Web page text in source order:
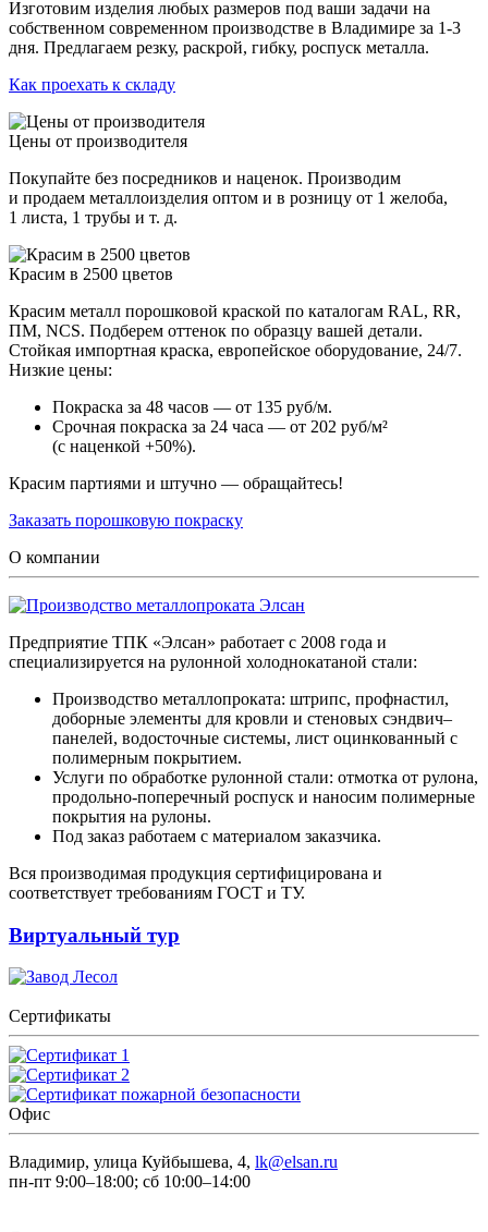
Изготовим изделия любых размеров под ваши задачи на
собственном современном производстве в Владимире за 1-3
дня. Предлагаем резку, раскрой, гибку, роспуск металла.
Как проехать к складу
Цены от производителя
Покупайте без посредников и наценок. Производим
и продаем металлоизделия оптом и в розницу от 1 желоба,
1 листа, 1 трубы и т. д.
Красим в 2500 цветов
Красим металл порошковой краской по каталогам RAL, RR,
ПМ, NCS. Подберем оттенок по образцу вашей детали.
Стойкая импортная краска, европейское оборудование, 24/7.
Низкие цены:
Покраска за 48 часов — от 135 руб/м.
Срочная покраска за 24 часа — от 202 руб/м²
(с наценкой +50%).
Красим партиями и штучно — обращайтесь!
Заказать порошковую покраску
О компании
Предприятие ТПК «Элсан» работает с 2008 года и
специализируется на рулонной холоднокатаной стали:
Производство металлопроката: штрипс, профнастил,
доборные элементы для кровли и стеновых сэндвич–
панелей, водосточные системы, лист оцинкованный с
полимерным покрытием.
Услуги по обработке рулонной стали: отмотка от рулона,
продольно-поперечный роспуск и наносим полимерные
покрытия на рулоны.
Под заказ работаем с материалом заказчика.
Вся производимая продукция сертифицирована и
соответствует требованиям ГОСТ и ТУ.
Виртуальный тур
Сертификаты
Офис
Владимир, улица Куйбышева, 4, lk@elsan.ru
пн-пт 9:00–18:00; сб 10:00–14:00